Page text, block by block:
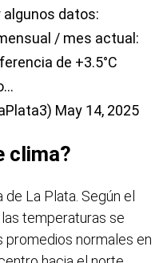
algunos datos:
/ mes actual:
de +3.5°C
May 14, 2025
clima?
La Plata. Según el
las temperaturas se
promedios normales en